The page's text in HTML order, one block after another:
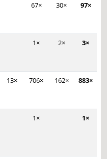
67× 30× 97×
1× 2× 3×
13× 706× 162× 883×
1× 1×